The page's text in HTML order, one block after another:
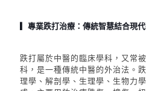
▎專業跌打治療：傳統智慧結合現
跌打屬於中醫的臨床學科， 又常
科，是一種傳統中醫的外治法。
理學、解剖學、生理學、生物力